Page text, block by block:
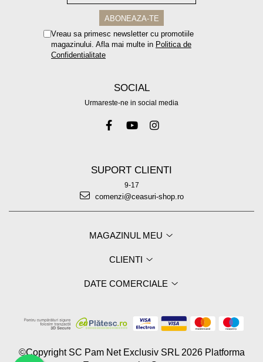
Vreau sa primesc newsletter cu promotiile
magazinului. Afla mai multe in Politica de
Confidentialitate
SOCIAL
Urmareste-ne in social media
SUPORT CLIENTI
9-17
comenzi@ceasuri-shop.ro
MAGAZINUL MEU
CLIENTI
DATE COMERCIALE
©Copyright SC Pam Net Exclusiv SRL 2026 Platforma